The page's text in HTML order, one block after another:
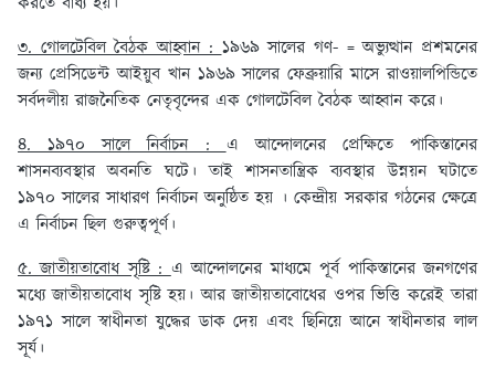
৩. গোলটেবিল বৈঠক আহ্বান :১৯৬৯ সালের গণ- = অভ্যুত্থান প্রশমনের
জন্য প্রেসিডেন্ট আইয়ুব খান ১৯৬৯ সালের ফেব্রুয়ারি মাসে রাওয়ালপিন্ডিতে
সর্বদলীয় রাজনৈতিক নেতৃবৃন্দের এক গোলটেবিল বৈঠক আহ্বান করে।
৪. ১৯৭০ সালে নির্বাচন :এ আন্দোলনের প্রেক্ষিতে পাকিস্তানের
শাসনব্যবস্থার অবনতি ঘটে। তাই শাসনতান্ত্রিক ব্যবস্থার উন্নয়ন ঘটাতে
১৯৭০ সালের সাধারণ নির্বাচন অনুষ্ঠিত হয় । কেন্দ্রীয় সরকার গঠনের ক্ষেত্রে
এ নির্বাচন ছিল গুরুত্বপূর্ণ।
৫. জাতীয়তাবোধ সৃষ্টি :এ আন্দোলনের মাধ্যমে পূর্ব পাকিস্তানের জনগণের
মধ্যে জাতীয়তাবোধ সৃষ্টি হয়। আর জাতীয়তাবোধের ওপর ভিত্তি করেই তারা
১৯৭১ সালে স্বাধীনতা যুদ্ধের ডাক দেয় এবং ছিনিয়ে আনে স্বাধীনতার লাল
সূর্য।